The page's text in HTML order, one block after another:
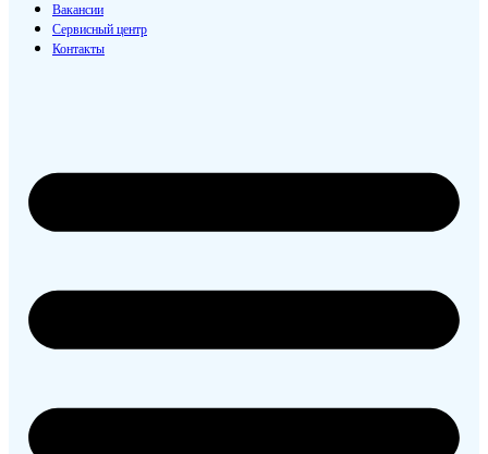
Вакансии
Сервисный центр
Контакты